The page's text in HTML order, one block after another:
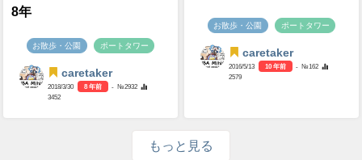
8年
お散歩・公園 ポートタワー
caretaker
2018/3/30 8 年前
- №2932
3452
お散歩・公園 ポートタワー
caretaker
2016/5/13 10 年前
- №162
2579
もっと見る